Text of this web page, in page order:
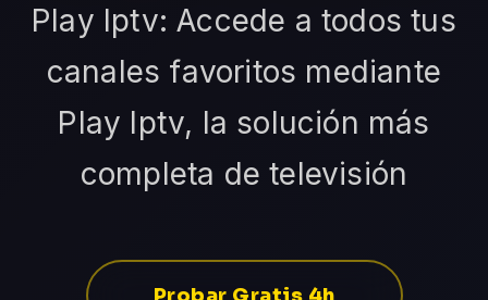
Play Iptv: Accede a todos tus
canales favoritos mediante
Play Iptv, la solución más
completa de televisión